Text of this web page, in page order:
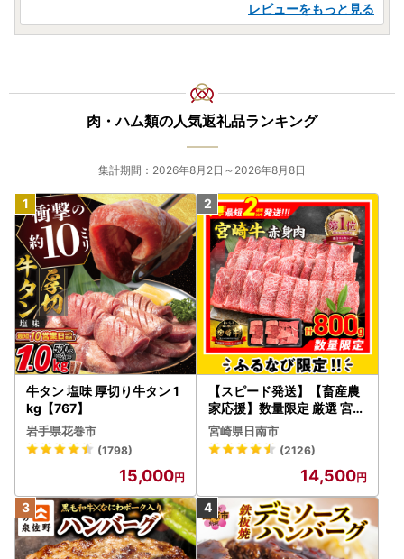
レビューをもっと見る
肉・ハム類の人気返礼品ランキング
集計期間：2026年8月2日～2026年8月8日
牛タン 塩味 厚切り牛タン 1
kg【767】
岩手県花巻市
(1798)
15,000
【スピード発送】【畜産農
家応援】数量限定 厳選 宮崎
牛 赤身 焼肉 計800g FN-Li
mited-PR_BDV5-26-2W
宮崎県日南市
(2126)
14,500